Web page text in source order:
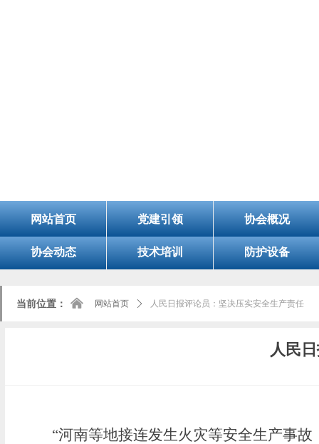
网站首页 党建引领 协会概况
协会动态 技术培训 防护设备
当前位置： 网站首页 ꄲ 人民日报评论员：坚决压实安全生产责任
낀
人民
“河南等地接连发生火灾等安全生产事故